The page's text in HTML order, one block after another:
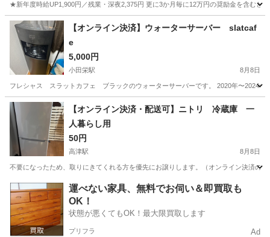
★新年度時給UP1,900円／残業・深夜2,375円 更に3か月毎に12万円の奨励金を含む
神奈川 藤沢市 その他
【オンライン決済】ウォーターサーバー slatcaf
e
5,000円
小田栄駅 8月8日
フレシャス スラットカフェ ブラックのウォーターサーバーです。 2020年〜2024年
神奈川 川崎市 小田栄駅 キッチン家電
【オンライン決済・配送可】ニトリ 冷蔵庫 一
人暮らし用
50円
高津駅 8月8日
不要になったため、取りにきてくれる方を優先にお譲りします。（オンライン決済の
神奈川 川崎市 高津駅 生活家電
運べない家具、無料でお伺い＆即買取も
OK！
状態が悪くてもOK！最大限買取します
プリフラ Ad